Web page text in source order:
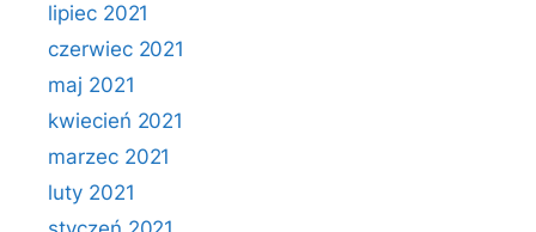
lipiec 2021
czerwiec 2021
maj 2021
kwiecień 2021
marzec 2021
luty 2021